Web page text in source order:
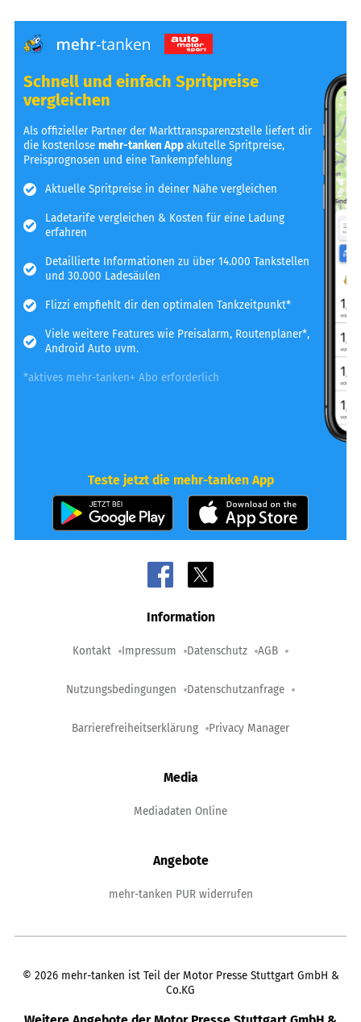
Schnell und einfach Spritpreise
vergleichen
Als offizieller Partner der Markttransparenzstelle liefert dir
die kostenlosemehr-tanken Appakutelle Spritpreise,
Preisprognosen und eine Tankempfehlung
Aktuelle Spritpreise in deiner Nähe vergleichen
Ladetarife vergleichen & Kosten für eine Ladung
erfahren
Detaillierte Informationen zu über 14.000 Tankstellen
und 30.000 Ladesäulen
Flizzi empfiehlt dir den optimalen Tankzeitpunkt*
Viele weitere Features wie Preisalarm, Routenplaner*,
Android Auto uvm.
*aktives mehr-tanken+ Abo erforderlich
Teste jetzt die mehr-tanken App
Information
Kontakt Impressum Datenschutz AGB
Nutzungsbedingungen Datenschutzanfrage
Barrierefreiheitserklärung Privacy Manager
Media
Mediadaten Online
Angebote
mehr-tanken PUR widerrufen
© 2026 mehr-tanken ist Teil der Motor Presse Stuttgart GmbH &
Co.KG